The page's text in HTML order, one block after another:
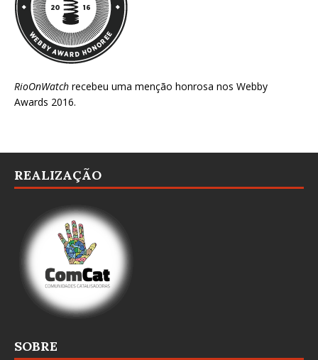
RioOnWatch recebeu uma menção honrosa nos Webby
Awards 2016.
REALIZAÇÃO
SOBRE